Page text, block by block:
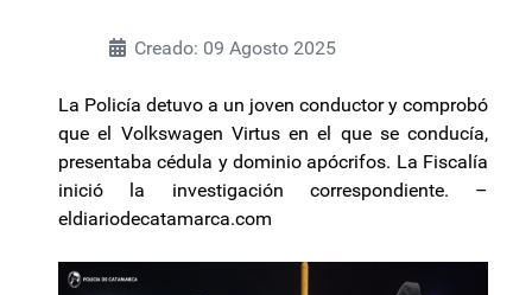
Creado: 09 Agosto 2025
La Policía detuvo a un joven conductor y comprobó
que el Volkswagen Virtus en el que se conducía,
presentaba cédula y dominio apócrifos. La Fiscalía
inició la investigación correspondiente. –
eldiariodecatamarca.com